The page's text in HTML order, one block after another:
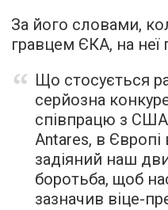
За його словами,
гравцем ЄКА, на
Що стосується
серйозна
співпрацю з
Antares, в Європі
задіяний наш
боротьба, щоб
зазначив віце-